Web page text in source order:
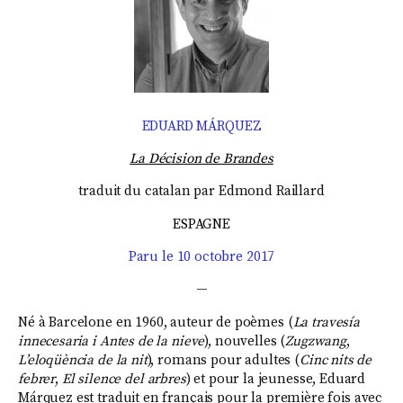
EDUARD MÁRQUEZ
La Décision de Brandes
traduit du catalan par Edmond Raillard
ESPAGNE
Paru le 10 octobre 2017
—
Né à Barcelone en 1960, auteur de poèmes (La travesía
innecesaria i Antes de la nieve), nouvelles (Zugzwang,
L’eloqüència de la nit), romans pour adultes (Cinc nits de
febrer, El silence del arbres) et pour la jeunesse, Eduard
Márquez est traduit en français pour la première fois avec